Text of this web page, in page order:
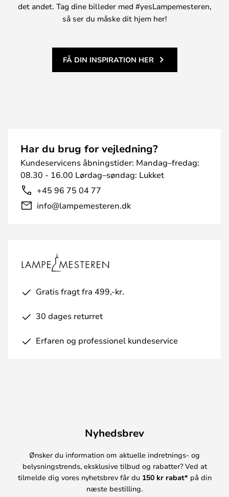
det andet. Tag dine billeder med #yesLampemesteren,
så ser du måske dit hjem her!
FÅ DIN INSPIRATION HER
Har du brug for vejledning?
Kundeservicens åbningstider: Mandag–fredag:
08.30 - 16.00 Lørdag–søndag: Lukket
+45 96 75 04 77
info@lampemesteren.dk
Gratis fragt fra 499,-kr.
30 dages returret
Erfaren og professionel kundeservice
Nyhedsbrev
Ønsker du information om aktuelle indretnings- og
belysningstrends, eksklusive tilbud og rabatter? Ved at
tilmelde dig vores nyhetsbrev får du 150 kr rabat* på din
næste bestilling.